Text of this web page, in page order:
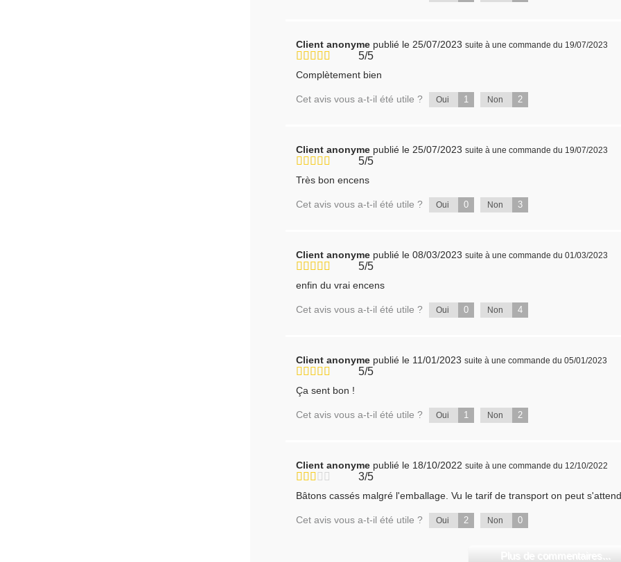
Client anonyme publié le 25/07/2023 suite à une commande du 19/07/2023
5/5
Complètement bien
Cet avis vous a-t-il été utile ? Oui 1 Non 2
Client anonyme publié le 25/07/2023 suite à une commande du 19/07/2023
5/5
Très bon encens
Cet avis vous a-t-il été utile ? Oui 0 Non 3
Client anonyme publié le 08/03/2023 suite à une commande du 01/03/2023
5/5
enfin du vrai encens
Cet avis vous a-t-il été utile ? Oui 0 Non 4
Client anonyme publié le 11/01/2023 suite à une commande du 05/01/2023
5/5
Ça sent bon !
Cet avis vous a-t-il été utile ? Oui 1 Non 2
Client anonyme publié le 18/10/2022 suite à une commande du 12/10/2022
3/5
Bâtons cassés malgré l'emballage. Vu le tarif de transport on peut
Cet avis vous a-t-il été utile ? Oui 2 Non 0